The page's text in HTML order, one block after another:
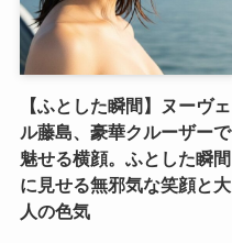
【ふとした瞬間】ヌーヴェ
ル藤島、豪華クルーザーで
魅せる横顔。ふとした瞬間
に見せる無邪気な笑顔と大
人の色気